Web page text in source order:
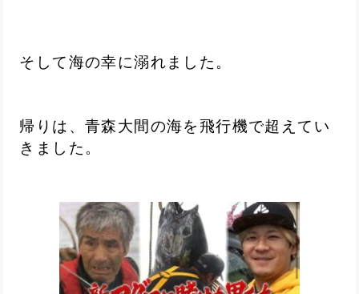
そして海の幸に溺れました。
帰りは、青森大間の海を飛行機で超えてい
きました。